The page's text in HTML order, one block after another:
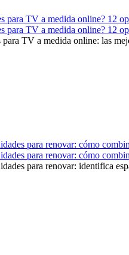
para TV a medida online? 12
para TV a medida online? 12
TV a medida online: las
para renovar: cómo
para renovar: cómo
para renovar: identifica